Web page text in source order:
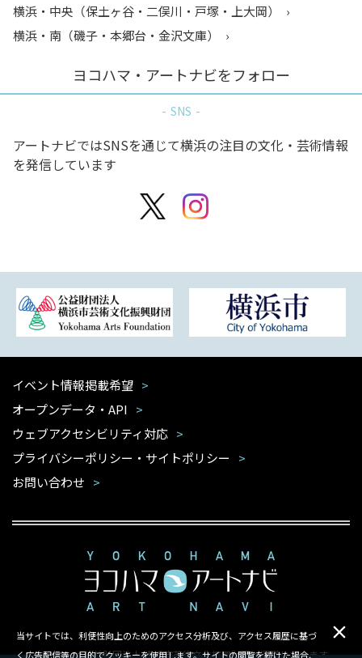
横浜・中央（保土ヶ谷・二俣川・戸塚・上大岡）
横浜・南（磯子・本郷台・金沢文庫）
ヨコハマ・アートナビをフォロー
SNS
アートナビではSNSを通じて横浜の注目の文化・芸術情報
を発信しています
当サイトでは、利便性向上のためのアクセス分析及び、アクセス履歴に基づ
く広告配信等の目的でクッキーを使用します。サイトの閲覧を続けた場合、
イベント情報掲載希望
オープンデータ・API
ウェブアクセシビリティ対応
プライバシーポリシー・サイトポリシー
お問い合わせ
本サイトは公益財団法人 横浜市芸術文化振興財団が運営しています